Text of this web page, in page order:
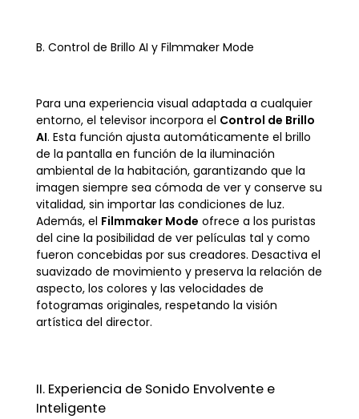
B. Control de Brillo AI y Filmmaker Mode
Para una experiencia visual adaptada a cualquier
entorno, el televisor incorpora el Control de Brillo
AI. Esta función ajusta automáticamente el brillo
de la pantalla en función de la iluminación
ambiental de la habitación, garantizando que la
imagen siempre sea cómoda de ver y conserve su
vitalidad, sin importar las condiciones de luz.
Además, el Filmmaker Mode ofrece a los puristas
del cine la posibilidad de ver películas tal y como
fueron concebidas por sus creadores. Desactiva el
suavizado de movimiento y preserva la relación de
aspecto, los colores y las velocidades de
fotogramas originales, respetando la visión
artística del director.
II. Experiencia de Sonido Envolvente e
Inteligente